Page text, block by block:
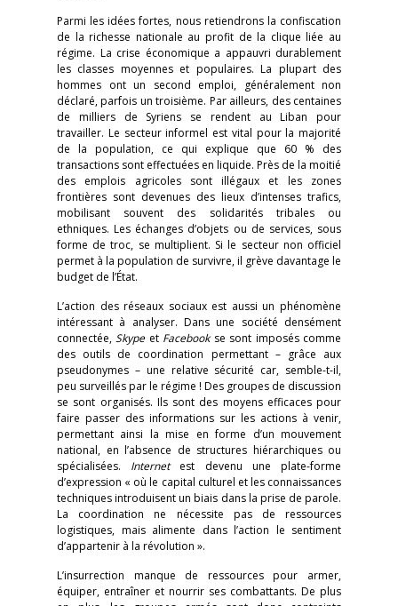
Parmi les idées fortes, nous retiendrons la confiscation
de la richesse nationale au profit de la clique liée au
régime. La crise économique a appauvri durablement
les classes moyennes et populaires. La plupart des
hommes ont un second emploi, généralement non
déclaré, parfois un troisième. Par ailleurs, des centaines
de milliers de Syriens se rendent au Liban pour
travailler. Le secteur informel est vital pour la majorité
de la population, ce qui explique que 60 % des
transactions sont effectuées en liquide. Près de la moitié
des emplois agricoles sont illégaux et les zones
frontières sont devenues des lieux d’intenses trafics,
mobilisant souvent des solidarités tribales ou
ethniques. Les échanges d’objets ou de services, sous
forme de troc, se multiplient. Si le secteur non officiel
permet à la population de survivre, il grève davantage le
budget de l’État.
L’action des réseaux sociaux est aussi un phénomène
intéressant à analyser. Dans une société densément
connectée,Skype et Facebook se sont imposés comme
des outils de coordination permettant – grâce aux
pseudonymes – une relative sécurité car, semble-t-il,
peu surveillés par le régime ! Des groupes de discussion
se sont organisés. Ils sont des moyens efficaces pour
faire passer des informations sur les actions à venir,
permettant ainsi la mise en forme d’un mouvement
national, en l’absence de structures hiérarchiques ou
spécialisées. Internet est devenu une plate-forme
d’expression « où le capital culturel et les connaissances
techniques introduisent un biais dans la prise de parole.
La coordination ne nécessite pas de ressources
logistiques, mais alimente dans l’action le sentiment
d’appartenir à la révolution ».
L’insurrection manque de ressources pour armer,
équiper, entraîner et nourrir ses combattants. De plus